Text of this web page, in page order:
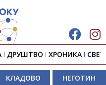
ДРУШТВО ХРОНИКА СВЕТ
КЛАДОВО НЕГОТИН